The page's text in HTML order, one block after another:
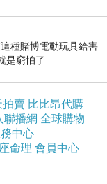
雄
種賭博電動玩具給害
是窮怕了
拍賣 比比昂代購
聯播網 全球購物
中心
命理 會員中心